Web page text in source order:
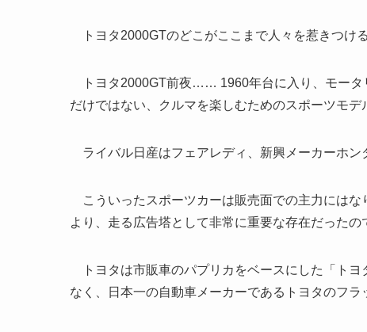
トヨタ2000GTのどこがここまで人々を惹きつけ
トヨタ2000GT前夜…… 1960年台に入り、モータ
だけではない、クルマを楽しむためのスポーツモデ
ライバル日産はフェアレディ、新興メーカーホン
こういったスポーツカーは販売面での主力にはな
より、走る広告塔として非常に重要な存在だったの
トヨタは市販車のパプリカをベースにした「ト
なく、日本一の自動車メーカーであるトヨタのフラ